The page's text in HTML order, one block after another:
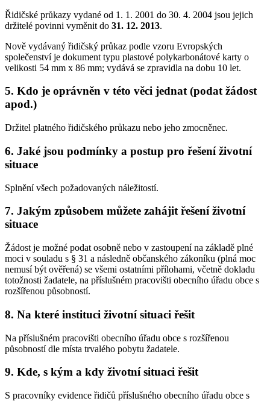
Řidičské průkazy vydané od 1. 1. 2001 do 30. 4. 2004 jsou jejich
držitelé povinni vyměnit do 31. 12. 2013.
Nově vydávaný řidičský průkaz podle vzoru Evropských
společenství je dokument typu plastové polykarbonátové karty o
velikosti 54 mm x 86 mm; vydává se zpravidla na dobu 10 let.
5. Kdo je oprávněn v této věci jednat (podat žádost
apod.)
Držitel platného řidičského průkazu nebo jeho zmocněnec.
6. Jaké jsou podmínky a postup pro řešení životní
situace
Splnění všech požadovaných náležitostí.
7. Jakým způsobem můžete zahájit řešení životní
situace
Žádost je možné podat osobně nebo v zastoupení na základě plné
moci v souladu s § 31 a následně občanského zákoníku (plná moc
nemusí být ověřená) se všemi ostatními přílohami, včetně dokladu
totožnosti žadatele, na příslušném pracovišti obecního úřadu obce s
rozšířenou působností.
8. Na které instituci životní situaci řešit
Na příslušném pracovišti obecního úřadu obce s rozšířenou
působností dle místa trvalého pobytu žadatele.
9. Kde, s kým a kdy životní situaci řešit
S pracovníky evidence řidičů příslušného obecního úřadu obce s